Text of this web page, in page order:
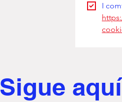
I
Sigue